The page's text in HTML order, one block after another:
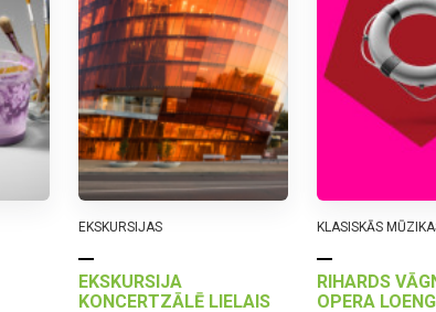
EKSKURSIJAS
EKSKURSIJA
KONCERTZĀLĒ LIELAIS
KLASISKĀS
RIHARDS
OPERA